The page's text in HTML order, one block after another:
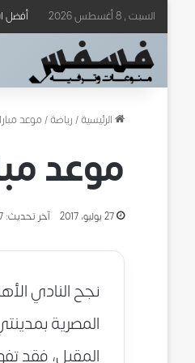
السبت , 8 أغسطس 2026 أفضل
الرئيسية/رياضة/موعد
موعد
27 يوليو، 2017 آخر تحديث: 27 يوليو، 2017
نجح النادي
المقبل، فقد